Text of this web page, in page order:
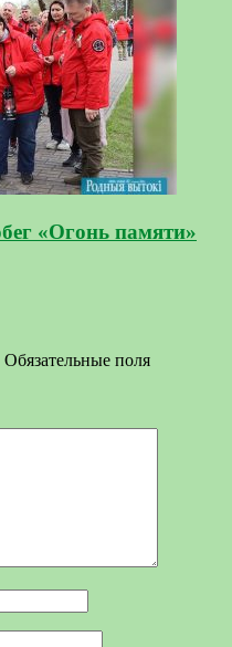
«Огонь памяти»
Обязательные поля